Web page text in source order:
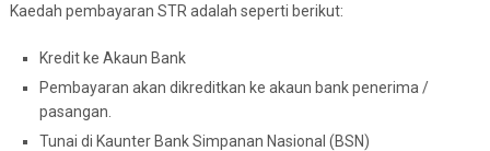
Kaedah pembayaran STR adalah seperti berikut:
Kredit ke Akaun Bank
Pembayaran akan dikreditkan ke akaun bank penerima /
pasangan.
Tunai di Kaunter Bank Simpanan Nasional (BSN)